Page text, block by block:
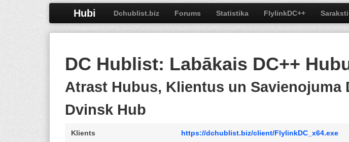
Hubi Dchublist.biz Forums Statistika FlylinkDC++ Saraksti
DC Hublist: Labākais DC++
Atrast Hubus, Klientus un Savienojuma
Dvinsk Hub
Klients https://dchublist.biz/client/FlylinkDC_x64.exe